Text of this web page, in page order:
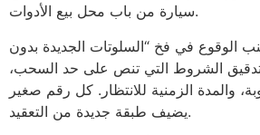
سيارة من باب محل بيع الأدوات.
الوقوع في فخ “السلوتات الجديدة بدون
الشروط التي تنص على حد السحب،
والمدة الزمنية للانتظار. كل رقم صغير
يضيف طبقة جديدة من التعقيد.